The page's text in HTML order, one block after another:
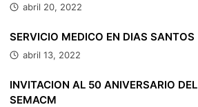
abril 20, 2022
SERVICIO MEDICO EN DIAS SANTOS
abril 13, 2022
INVITACION AL 50 ANIVERSARIO DEL
SEMACM